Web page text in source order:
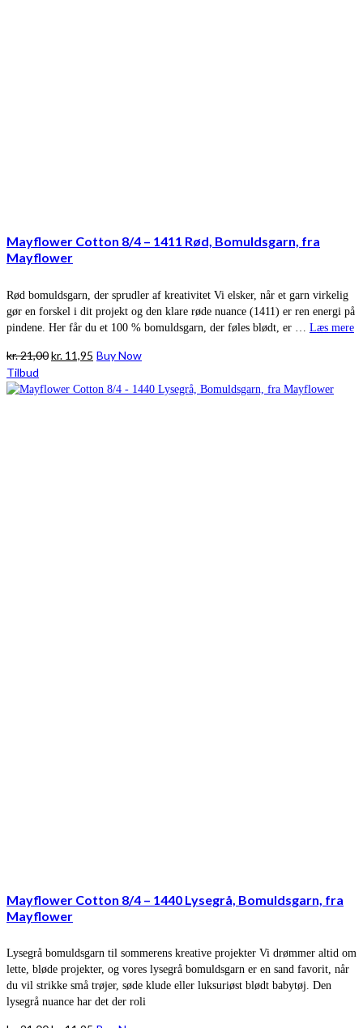
Mayflower Cotton 8/4 – 1411 Rød, Bomuldsgarn, fra
Mayflower
Rød bomuldsgarn, der sprudler af kreativitet Vi elsker, når et garn virkelig
gør en forskel i dit projekt og den klare røde nuance (1411) er ren energi på
pindene. Her får du et 100 % bomuldsgarn, der føles blødt, er … Læs mere
kr.21,00Den
pris
kr. 11,95 Den
pris
Buy Now
Tilbud
Mayflower Cotton 8/4 – 1440 Lysegrå, Bomuldsgarn, fra
Mayflower
Lysegrå bomuldsgarn til sommerens kreative projekter Vi drømmer altid om
lette, bløde projekter, og vores lysegrå bomuldsgarn er en sand favorit, når
du vil strikke små trøjer, søde klude eller luksuriøst blødt babytøj. Den
lysegrå nuance har det der roli